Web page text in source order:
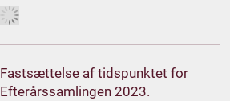
Fastsættelse af tidspunktet for
Efterårssamlingen 2023.